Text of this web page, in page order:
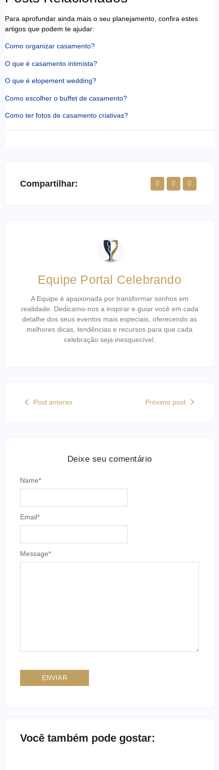
Para aprofundar ainda mais o seu planejamento, confira estes
artigos que podem te ajudar:
Como organizar casamento?
O que é casamento intimista?
O que é elopement wedding?
Como escolher o buffet de casamento?
Como ter fotos de casamento criativas?
Compartilhar:
Equipe Portal Celebrando
A Equipe é apaixonada por transformar sonhos em
realidade. Dedicamo-nos a inspirar e guiar você em cada
detalhe dos seus eventos mais especiais, oferecendo as
melhores dicas, tendências e recursos para que cada
celebração seja inesquecível.
Post anterior Próximo post
Deixe seu comentário
Message*
Name*
Email*
Você também pode gostar: